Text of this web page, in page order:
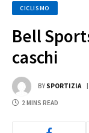
CICLISMO
Bell
caschi
BY SPORTIZIA
2 MINS READ